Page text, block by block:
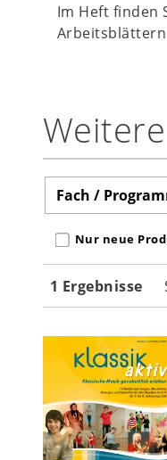
Im Heft finden
Arbeitsblättern
Nur neue
Fach /
1 Ergebnisse